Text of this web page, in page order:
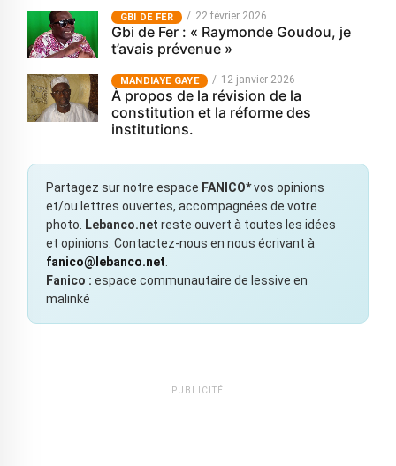
GBI DE FER 22 février 2026
Gbi de Fer : « Raymonde Goudou, je
t’avais prévenue »
MANDIAYE GAYE 12 janvier 2026
À propos de la révision de la
constitution et la réforme des
institutions.
Partagez sur notre espace FANICO*vos opinions
et/ou lettres ouvertes, accompagnées de votre
photo.
Lebanco.net reste ouvert à toutes les idées
et opinions. Contactez-nous en nous écrivant à
fanico@lebanco.net
Fanico : espace communautaire de lessive en
malinké
PUBLICITÉ